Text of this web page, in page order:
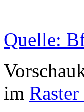
Quelle:
im